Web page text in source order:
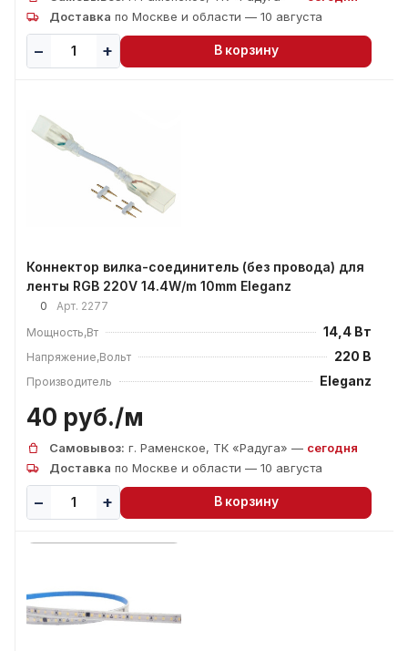
Доставка по Москве и области — 10 августа
В корзину
Коннектор вилка-соединитель (без провода) для
ленты RGB 220V 14.4W/m 10mm Eleganz
0 Арт. 2277
Мощность,Вт
14,4 Вт
Напряжение,Вольт 220 В
Производитель Eleganz
40 руб./м
Самовывоз: г. Раменское, ТК «Радуга» — сегодня
Доставка по Москве и области — 10 августа
В корзину